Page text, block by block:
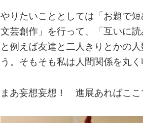
やりたいこととしては「お題で
文芸創作」を行って、「互いに
と例えば友達と二人きりとかの
う。そもそも私は人間関係を丸
まあ妄想妄想！ 進展あればここ